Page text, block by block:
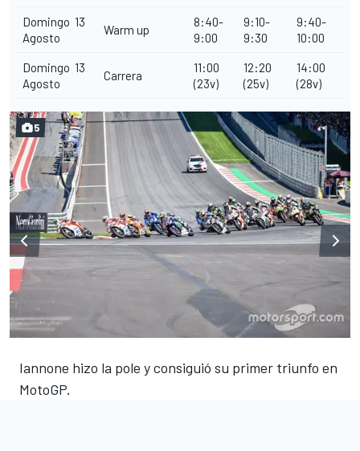
Domingo 13
Agosto
Warm up
8:40-
9:00
9:10-
9:30
9:40-
10:00
Domingo 13
Agosto
Carrera
11:00
(23v)
12:20
(25v)
14:00
(28v)
Iannone hizo la pole y consiguió su primer triunfo en
MotoGP.
5